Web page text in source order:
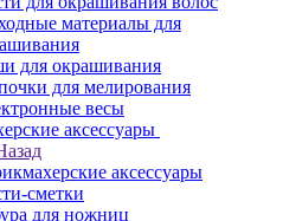
материалы для
для окрашивания
для мелирования
весы
аксессуары
аксессуары
сметки
для ножниц